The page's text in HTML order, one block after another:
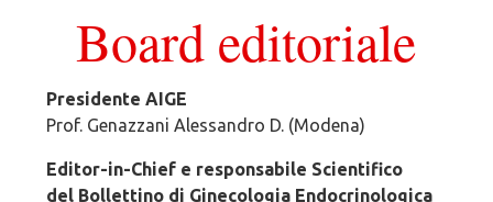
Board editoriale
Presidente AIGE
Prof. Genazzani Alessandro D. (Modena)
Editor-in-Chief e responsabile Scientifico
del Bollettino di Ginecologia Endocrinologica